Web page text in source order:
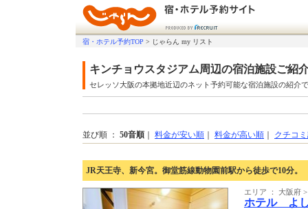
宿・ホテル予約TOP > じゃらん my リスト
キンチョウスタジアム周辺の宿泊施設ご紹
セレッソ大阪の本拠地近辺のネット予約可能な宿泊施設の紹介
並び順 ： 50音順 料金が安い順 料金が高い順 クチコ
JR天王寺、新今宮。御堂筋線動物園前駅から徒歩で10分。
エリア ： 大阪府
ホテル よ